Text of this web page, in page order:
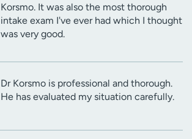
Korsmo. It was also the most thorough
intake exam I've ever had which I thought
was very good.
Dr Korsmo is professional and thorough.
He has evaluated my situation carefully.